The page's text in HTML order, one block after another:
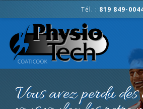
Tél. : 819 849-
Vous avez perdu